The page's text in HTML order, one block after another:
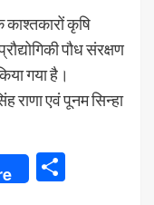
कृषि
पौध संरक्षण
गया है।
राणा एवं पूनम सिन्हा